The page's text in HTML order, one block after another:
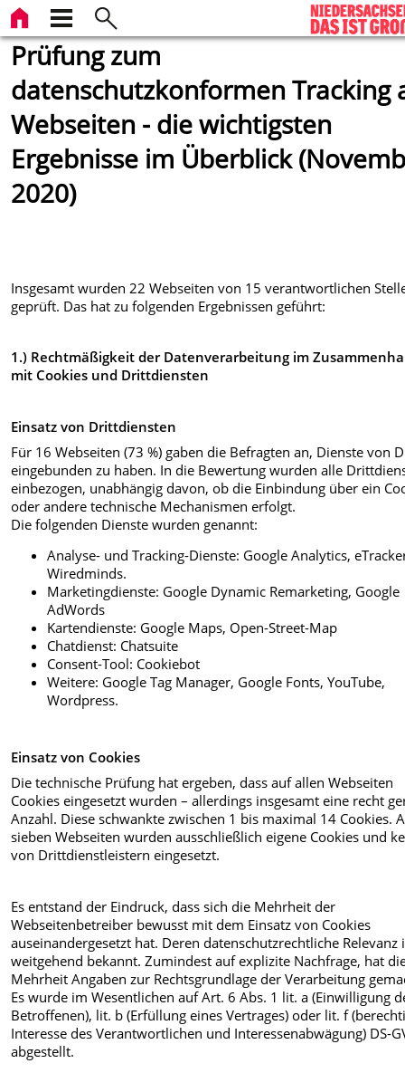
Prüfung zum
datenschutzkonformen Tracking
Webseiten - die wichtigsten
Ergebnisse im Überblick
2020)
Insgesamt wurden 22 Webseiten von 15 verantwortlichen
geprüft. Das hat zu folgenden Ergebnissen geführt:
1.) Rechtmäßigkeit der Datenverarbeitung im
mit Cookies und Drittdiensten
Einsatz von Drittdiensten
Für 16 Webseiten (73 %) gaben die Befragten an, Dienste von
eingebunden zu haben. In die Bewertung wurden alle
einbezogen, unabhängig davon, ob die Einbindung über ein
oder andere technische Mechanismen erfolgt.
Die folgenden Dienste wurden genannt:
Analyse- und Tracking-Dienste: Google Analytics,
Wiredminds.
Marketingdienste: Google Dynamic Remarketing, Google
AdWords
Kartendienste: Google Maps, Open-Street-Map
Chatdienst: Chatsuite
Consent-Tool: Cookiebot
Weitere: Google Tag Manager, Google Fonts, YouTube,
Wordpress.
Einsatz von Cookies
Die technische Prüfung hat ergeben, dass auf allen Webseiten
Cookies eingesetzt wurden – allerdings insgesamt eine recht
Anzahl. Diese schwankte zwischen 1 bis maximal 14 Cookies.
sieben Webseiten wurden ausschließlich eigene Cookies und
von Drittdienstleistern eingesetzt.
Es entstand der Eindruck, dass sich die Mehrheit der
Webseitenbetreiber bewusst mit dem Einsatz von Cookies
auseinandergesetzt hat. Deren datenschutzrechtliche Relevanz
weitgehend bekannt. Zumindest auf explizite Nachfrage, hat
Mehrheit Angaben zur Rechtsgrundlage der Verarbeitung
Es wurde im Wesentlichen auf Art. 6 Abs. 1 lit. a (Einwilligung
Betroffenen), lit. b (Erfüllung eines Vertrages) oder lit. f
Interesse des Verantwortlichen und Interessenabwägung) DS-
abgestellt.